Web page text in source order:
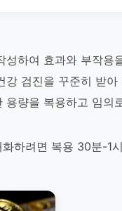
성하여 효과와 부작용
강 검진을 꾸준히 받
용량을 복용하고 임의
하려면 복용 30분-1